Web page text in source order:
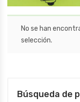
No se han
selección.
Búsqueda de